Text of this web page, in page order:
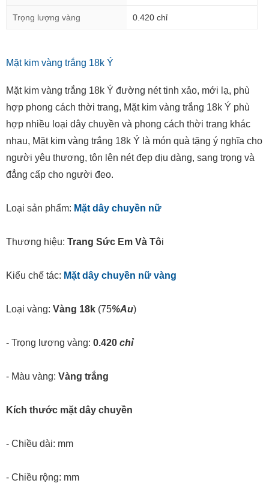
Trọng lượng vàng 0.420 chỉ
Mặt kim vàng trắng 18k Ý
Mặt kim vàng trắng 18k Ý đường nét tinh xảo, mới lạ, phù
hợp phong cách thời trang, Mặt kim vàng trắng 18k Ý phù
hợp nhiều loại dây chuyền và phong cách thời trang khác
nhau, Mặt kim vàng trắng 18k Ý là món quà tặng ý nghĩa cho
người yêu thương, tôn lên nét đẹp dịu dàng, sang trọng và
đẳng cấp cho người đeo.
Loại sản phẩm: Mặt dây chuyền nữ
Thương hiệu: Trang Sức Em Và Tôi
Kiểu chế tác: Mặt dây chuyền nữ vàng
Loại vàng: Vàng 18k (75%Au)
- Trọng lượng vàng: 0.420 chỉ
- Màu vàng: Vàng trắng
Kích thước mặt dây chuyền
- Chiều dài: mm
- Chiều rộng: mm